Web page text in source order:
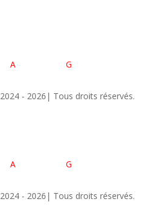
Armaillis de la G
2024 - 2026| Tous droits réservés.
Armaillis de la G
2024 - 2026| Tous droits réservés.